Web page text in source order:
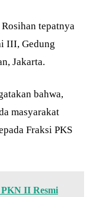
tepatnya
III, Gedung
Jakarta.
bahwa,
masyarakat
Fraksi PKS
II Resmi